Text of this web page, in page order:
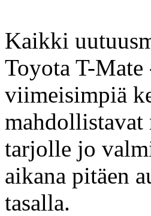
Kaikki
Toyota T-
viimeisimpiä
mahdollistavat
tarjolle jo
aikana pitäen
tasalla.